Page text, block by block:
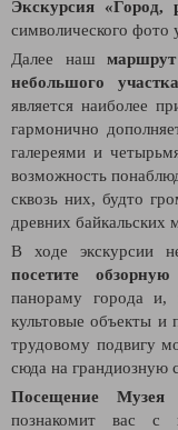
Экскурсия «Город,
символического фото
Далее наш
небольшого
является наиболее
гармонично
галереями и
возможность
сквозь них, будто
древних байкальских
В ходе экскурсии
посетите
панораму города
культовые объекты и
трудовому подвигу
сюда на грандиозную
Посещение
познакомит вас с